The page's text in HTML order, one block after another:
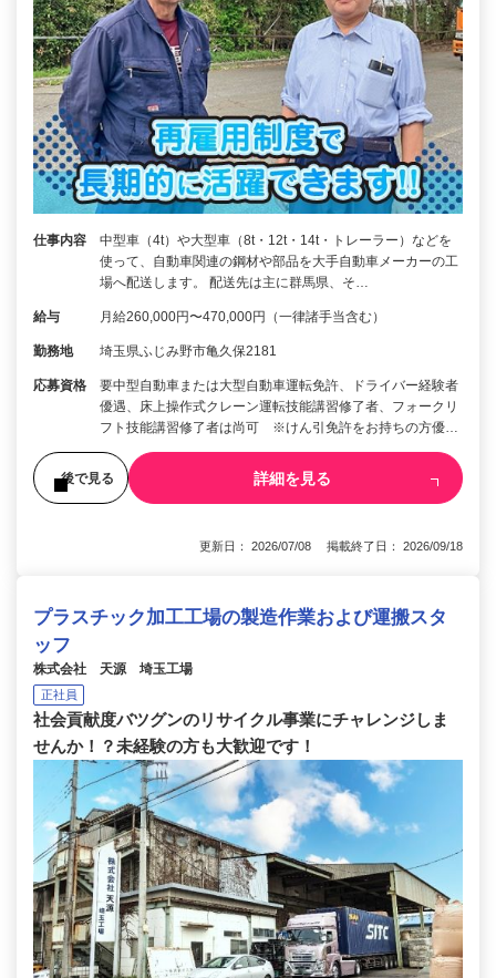
仕事内容
中型車（4t）や大型車（8t・12t・14t・トレーラー）などを
使って、自動車関連の鋼材や部品を大手自動車メーカーの工
場へ配送します。 配送先は主に群馬県、そ…
給与 月給260,000円〜470,000円（一律諸手当含む）
勤務地 埼玉県ふじみ野市亀久保2181
応募資格
要中型自動車または大型自動車運転免許、ドライバー経験者
優遇、床上操作式クレーン運転技能講習修了者、フォークリ
フト技能講習修了者は尚可 ※けん引免許をお持ちの方優…
後で見る 詳細を見る
更新日： 2026/07/08 掲載終了日： 2026/09/18
プラスチック加工工場の製造作業および運搬スタ
ッフ
株式会社 天源 埼玉工場
正社員
社会貢献度バツグンのリサイクル事業にチャレンジしま
せんか！？未経験の方も大歓迎です！